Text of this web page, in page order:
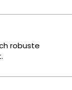
robuste